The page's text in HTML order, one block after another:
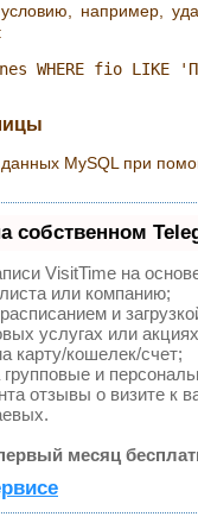
например,
данных MySQL при
собственном
VisitTime на
или компанию;
и
услугах или
карту/кошелек/счет;
и
отзывы о визите к
месяц